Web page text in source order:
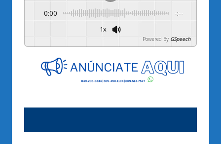
0:00 -:--
1x
Powered By GSpeech